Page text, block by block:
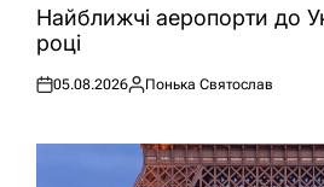
УНайближчі аеропорти до
році
Оприлюднено
05.08.2026
Опубліковано
Понька Святослав